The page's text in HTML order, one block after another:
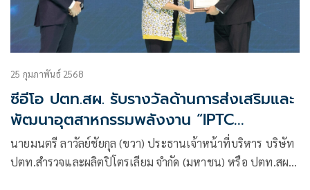
25 กุมภาพันธ์ 2568
ซีอีโอ ปตท.สผ. รับรางวัลด้านการส่งเสริมและ
พัฒนาอุตสาหกรรมพลังงาน “IPTC
Distinguished Achievement”
นายมนตรี ลาวัลย์ชัยกุล (ขวา) ประธานเจ้าหน้าที่บริหาร บริษัท
ปตท.สำรวจและผลิตปิโตรเลียม จำกัด (มหาชน) หรือ ปตท.สผ.